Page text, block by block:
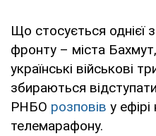
Що стосується однієї
фронту – міста
українські військові
збираються
РНБО розповів у
телемарафону.